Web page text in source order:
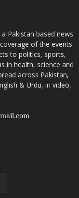
Pakistan based news
of the events
to politics, sports,
in health, science and
across Pakistan,
& Urdu, in video,